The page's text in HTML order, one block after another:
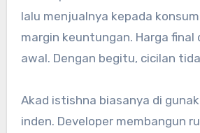
lalu menjualnya kepada
margin keuntungan. Harga final
awal. Dengan begitu, cicilan
Akad istishna biasanya di
inden. Developer membangun